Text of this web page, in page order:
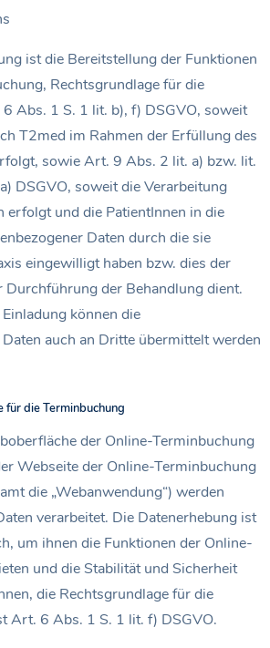
ist die Bereitstellung der Funktionen
Rechtsgrundlage für die
Abs. 1 S. 1 lit. b), f) DSGVO, soweit
T2med im Rahmen der Erfüllung des
sowie Art. 9 Abs. 2 lit. a) bzw. lit.
DSGVO, soweit die Verarbeitung
erfolgt und die PatientInnen in die
Daten durch die sie
eingewilligt haben bzw. dies der
der Behandlung dient.
können die
auch an Dritte übermittelt werden
die Terminbuchung
der Online-Terminbuchung
Webseite der Online-Terminbuchung
die „Webanwendung“) werden
verarbeitet. Die Datenerhebung ist
um ihnen die Funktionen der Online-
und die Stabilität und Sicherheit
die Rechtsgrundlage für die
Art. 6 Abs. 1 S. 1 lit. f) DSGVO.